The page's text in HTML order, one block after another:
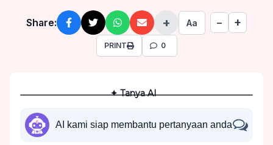
Share: + Aa − +
PRINT 0
✦ Tanya AI
AI kami siap membantu pertanyaan anda